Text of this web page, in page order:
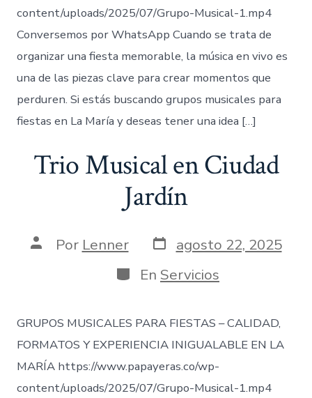
content/uploads/2025/07/Grupo-Musical-1.mp4
Conversemos por WhatsApp Cuando se trata de
organizar una fiesta memorable, la música en vivo es
una de las piezas clave para crear momentos que
perduren. Si estás buscando grupos musicales para
fiestas en La María y deseas tener una idea […]
Trio Musical en Ciudad
Jardín
AutorPor Lenner Fecha
de
publicación
agosto 22, 2025
Categorías
En Servicios
GRUPOS MUSICALES PARA FIESTAS – CALIDAD,
FORMATOS Y EXPERIENCIA INIGUALABLE EN LA
MARÍA https://www.papayeras.co/wp-
content/uploads/2025/07/Grupo-Musical-1.mp4